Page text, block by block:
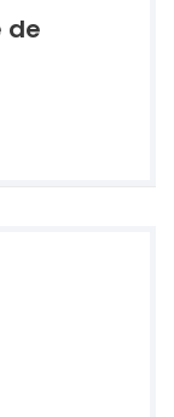
de